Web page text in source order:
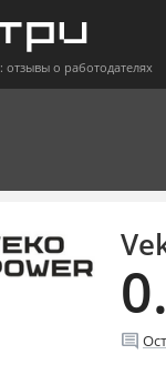
отзывы о работодателях
comment